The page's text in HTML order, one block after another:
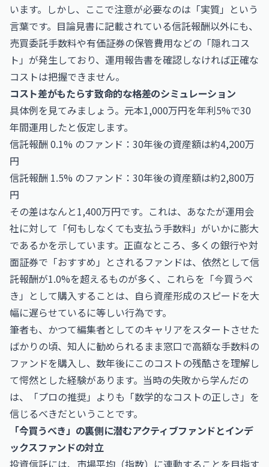
います。しかし、ここで注意が必要なのは「実質」という
言葉です。目論見書に記載されている信託報酬以外にも、
売買委託手数料や有価証券の保管費用などの「隠れコス
ト」が発生しており、運用報告書を確認しなければ正確な
コストは把握できません。
コスト差がもたらす致命的な格差のシミュレーション
具体例を見てみましょう。元本1,000万円を年利5%で30
年間運用したと仮定します。
信託報酬 0.1% のファンド：30年後の資産額は約4,200万
円
信託報酬 1.5% のファンド：30年後の資産額は約2,800万
円
その差はなんと1,400万円です。これは、あなたが運用会
社に対して「何もしなくても支払う手数料」がいかに膨大
であるかを示しています。正直なところ、多くの銀行や対
面証券で「おすすめ」とされるファンドは、依然として信
託報酬が1.0%を超えるものが多く、これらを「今買うべ
き」として購入することは、自ら資産形成のスピードを大
幅に遅らせているに等しい行為です。
筆者も、かつて編集者としてのキャリアをスタートさせた
ばかりの頃、知人に勧められるまま窓口で高額な手数料の
ファンドを購入し、数年後にこのコストの残酷さを理解し
て愕然とした経験があります。当時の失敗から学んだの
は、「プロの推奨」よりも「数学的なコストの正しさ」を
信じるべきだということです。
「今買うべき」の裏側に潜むアクティブファンドとインデ
ックスファンドの対立
投資信託には、市場平均（指数）に連動することを目指す